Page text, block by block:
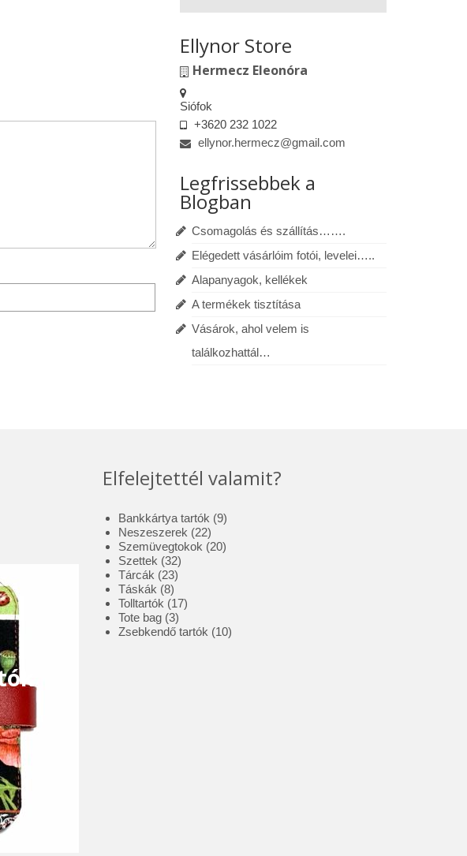
Ellynor Store
Hermecz Eleonóra
Siófok
+3620 232 1022
ellynor.hermecz@gmail.com
Legfrissebbek a
Blogban
Csomagolás és szállítás…….
Elégedett vásárlóim fotói, levelei…..
Alapanyagok, kellékek
A termékek tisztítása
Vásárok, ahol velem is
találkozhattál…
Elfelejtettél valamit?
Bankkártya tartók 99
Neszeszerek 2222
termék
Szemüvegtokok 2020
Szettek 3232
termék
Tárcák 2323
termék
Táskák 88
termék
Tolltartók 1717
Tote bag 33
termék
Zsebkendő tartók 1010